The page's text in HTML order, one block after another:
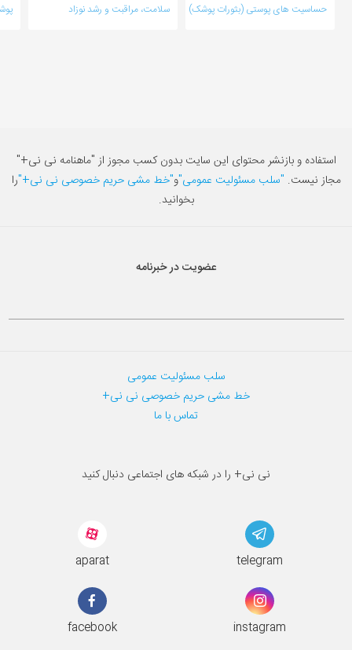
حساسیت های پوستی (بثورات پوشک) سلامت، مراقبت و رشد نوزاد
استفاده و بازنشر محتوای این سایت بدون کسب مجوز از "ماهنامه نی نی+"
مجاز نیست. "سلب مسئولیت عمومی"و"خط مشی حریم خصوصی نی نی+"را
بخوانید.
عضویت در خبرنامه
سلب مسئولیت عمومی
خط مشی حریم خصوصی نی نی+
تماس با ما
نی نی+ را در شبکه های اجتماعی دنبال کنید
aparat telegram
facebook instagram